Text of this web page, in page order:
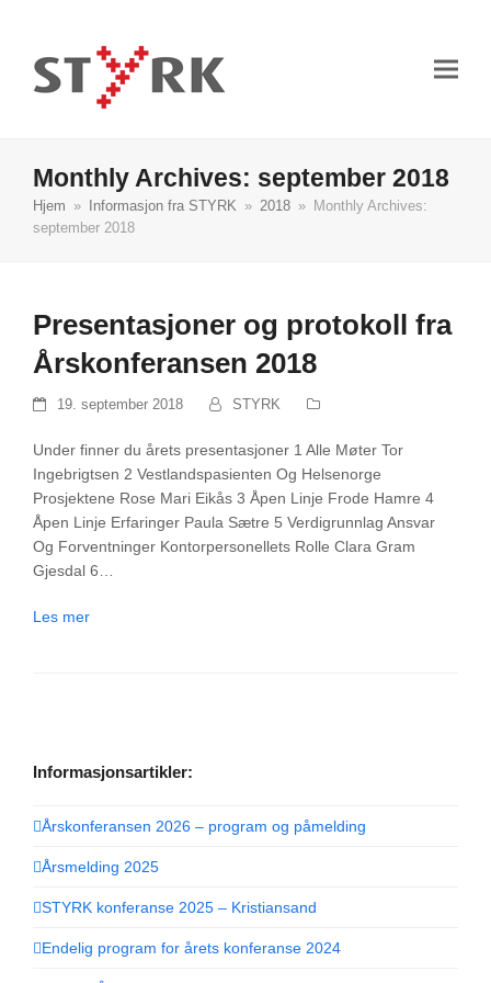
Monthly Archives: september 2018
Hjem » Informasjon fra STYRK » 2018 » Monthly Archives:
september 2018
Presentasjoner og protokoll fra
Årskonferansen 2018
19. september 2018 STYRK
Under finner du årets presentasjoner 1 Alle Møter Tor
Ingebrigtsen 2 Vestlandspasienten Og Helsenorge
Prosjektene Rose Mari Eikås 3 Åpen Linje Frode Hamre 4
Åpen Linje Erfaringer Paula Sætre 5 Verdigrunnlag Ansvar
Og Forventninger Kontorpersonellets Rolle Clara Gram
Gjesdal 6…
Les mer
Informasjonsartikler:
Årskonferansen 2026 – program og påmelding
Årsmelding 2025
STYRK konferanse 2025 – Kristiansand
Endelig program for årets konferanse 2024